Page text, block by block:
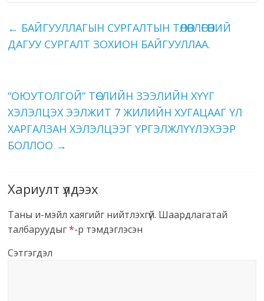
← БАЙГУУЛЛАГЫН СУРГАЛТЫН ТӨЛӨВЛӨГӨӨНИЙ
ДАГУУ СУРГАЛТ ЗОХИОН БАЙГУУЛЛАА.
“ОЮУТОЛГОЙ” ТӨСЛИЙН ЗЭЭЛИЙН ХҮҮГ
ХЭЛЭЛЦЭХ ЭЭЛЖИТ 7 ЖИЛИЙН ХУГАЦААГ ҮЛ
ХАРГАЛЗАН ХЭЛЭЛЦЭЭГ ҮРГЭЛЖЛҮҮЛЭХЭЭР
БОЛЛОО →
Хариулт үлдээх
Таны и-мэйл хаягийг нийтлэхгүй. Шаардлагатай
талбаруудыг*-р тэмдэглэсэн
Сэтгэгдэл